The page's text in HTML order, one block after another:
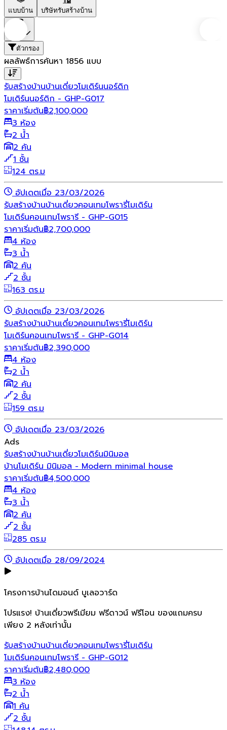
แบบบ้าน บริษัทรับสร้างบ้าน
ตัวกรอง
ผลลัพธ์การค้นหา 1856 แบบ
รับสร้างบ้านบ้านเดี่ยวโมเดิร์นนอร์ดิก
โมเดิร์นนอร์ดิก - GHP-G017
ราคาเริ่มต้น฿2,100,000
3 ห้อง
2 น้ำ
2 คัน
1 ชั้น
124 ตร.ม
อัปเดตเมื่อ 23/03/2026
รับสร้างบ้านบ้านเดี่ยวคอนเทมโพรารี่โมเดิร์น
โมเดิร์นคอนเทมโพรารี - GHP-G015
ราคาเริ่มต้น฿2,700,000
4 ห้อง
3 น้ำ
2 คัน
2 ชั้น
163 ตร.ม
อัปเดตเมื่อ 23/03/2026
รับสร้างบ้านบ้านเดี่ยวคอนเทมโพรารี่โมเดิร์น
โมเดิร์นคอนเทมโพรารี - GHP-G014
ราคาเริ่มต้น฿2,390,000
4 ห้อง
2 น้ำ
2 คัน
2 ชั้น
159 ตร.ม
อัปเดตเมื่อ 23/03/2026
Ads
รับสร้างบ้านบ้านเดี่ยวโมเดิร์นมินิมอล
บ้านโมเดิร์น มินิมอล - Modern minimal house
ราคาเริ่มต้น฿4,500,000
4 ห้อง
3 น้ำ
2 คัน
2 ชั้น
285 ตร.ม
อัปเดตเมื่อ 28/09/2024
โครงการบ้านไดมอนด์ บูเลอวาร์ด
โปรแรง! บ้านเดี่ยวพรีเมียม ฟรีดาวน์ ฟรีโอน ของแถมครบ
เพียง 2 หลังเท่านั้น
รับสร้างบ้านบ้านเดี่ยวคอนเทมโพรารี่โมเดิร์น
โมเดิร์นคอนเทมโพรารี - GHP-G012
ราคาเริ่มต้น฿2,480,000
3 ห้อง
2 น้ำ
1 คัน
2 ชั้น